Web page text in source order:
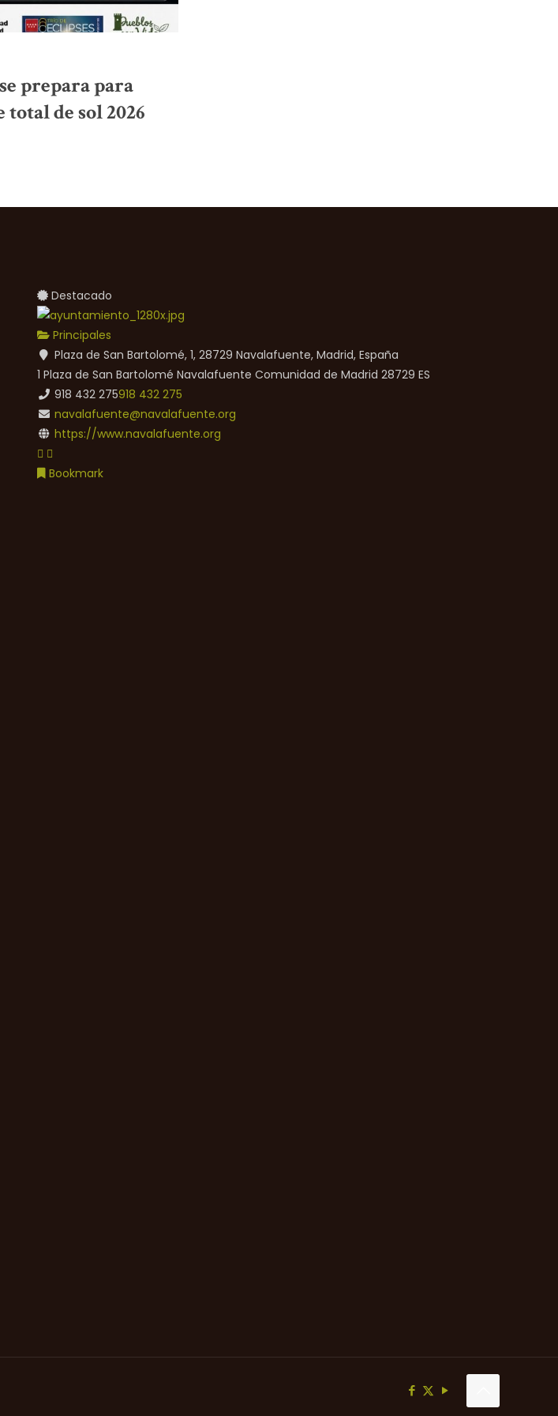
prepara para
de sol 2026
Destacado
Principales
Plaza de San Bartolomé, 1, 28729 Navalafuente, Madrid, España
1 Plaza de San Bartolomé Navalafuente Comunidad de Madrid 28729 ES
918 432 275918 432 275
navalafuente@navalafuente.org
https://www.navalafuente.org
Bookmark